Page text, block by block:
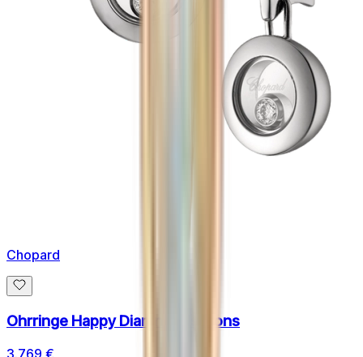
Chopard
Ohrringe Happy Diamnonds Icons
3.769 €